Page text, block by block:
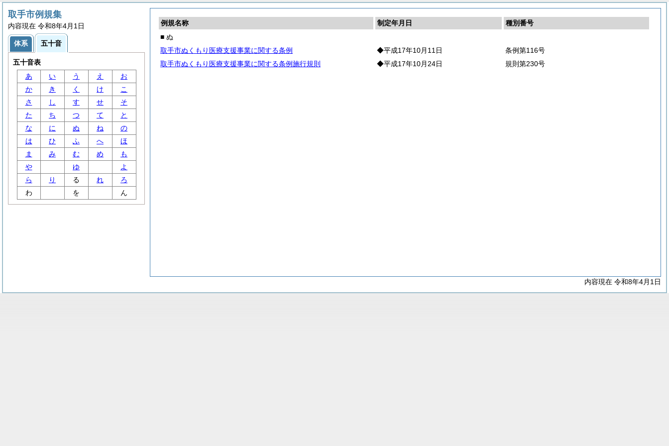
例規名称 制定年月日
種別番号
■ ぬ
取手市ぬくもり医療支援事業に関する条例
◆平成17年10月11日
条例第116号
取手市ぬくもり医療支援事業に関する条例施行規則
◆平成17年10月24日 規則第230号
内容現在 令和8年4月1日
取手市例規集
内容現在 令和8年4月1日
体系 五十音
五十音表
あ
い う え
お
か
き く け
こ
さ
し す せ
そ
た
ち つ て
と
な
に ぬ ね
の
は
ひ ふ へ
ほ
ま
み む め
も
や
ゆ
よ
ら
り る れ
ろ
わ
を ん